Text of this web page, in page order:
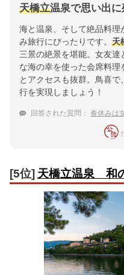
天橋立温泉で思い出に
海と温泉、そして絶品料
み旅行にぴったりです。 天
三景の絶景を堪能。女友
な海の幸を使った会席料理
とアクセスも抜群。鳥喜
行を実現しましょう！
回答された質問： 春休みは
[5位] 天橋立温泉 和